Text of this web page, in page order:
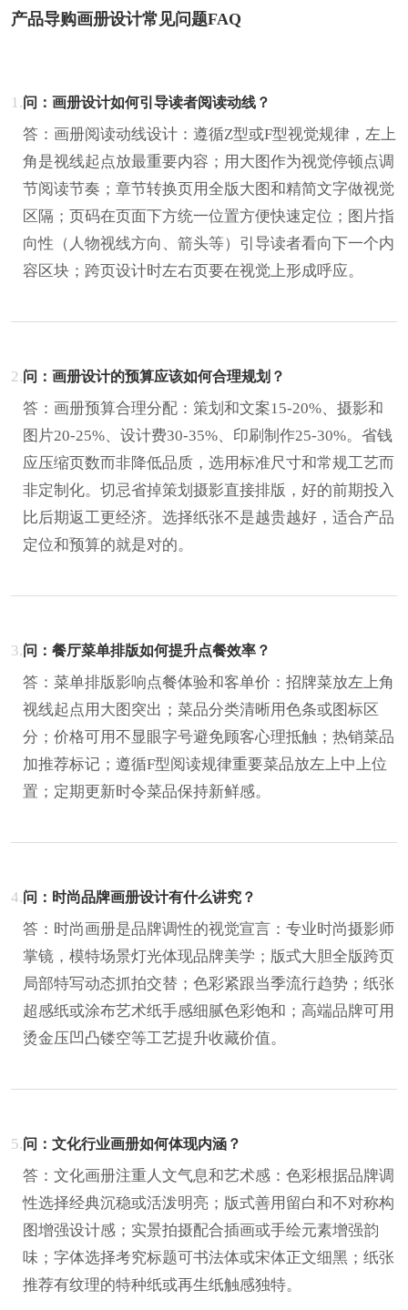
产品导购画册设计常见问题FAQ
1.问：画册设计如何引导读者阅读动线？
答：画册阅读动线设计：遵循Z型或F型视觉规律，左上
角是视线起点放最重要内容；用大图作为视觉停顿点调
节阅读节奏；章节转换页用全版大图和精简文字做视觉
区隔；页码在页面下方统一位置方便快速定位；图片指
向性（人物视线方向、箭头等）引导读者看向下一个内
容区块；跨页设计时左右页要在视觉上形成呼应。
2.问：画册设计的预算应该如何合理规划？
答：画册预算合理分配：策划和文案15-20%、摄影和
图片20-25%、设计费30-35%、印刷制作25-30%。省钱
应压缩页数而非降低品质，选用标准尺寸和常规工艺而
非定制化。切忌省掉策划摄影直接排版，好的前期投入
比后期返工更经济。选择纸张不是越贵越好，适合产品
定位和预算的就是对的。
3.问：餐厅菜单排版如何提升点餐效率？
答：菜单排版影响点餐体验和客单价：招牌菜放左上角
视线起点用大图突出；菜品分类清晰用色条或图标区
分；价格可用不显眼字号避免顾客心理抵触；热销菜品
加推荐标记；遵循F型阅读规律重要菜品放左上中上位
置；定期更新时令菜品保持新鲜感。
4.问：时尚品牌画册设计有什么讲究？
答：时尚画册是品牌调性的视觉宣言：专业时尚摄影师
掌镜，模特场景灯光体现品牌美学；版式大胆全版跨页
局部特写动态抓拍交替；色彩紧跟当季流行趋势；纸张
超感纸或涂布艺术纸手感细腻色彩饱和；高端品牌可用
烫金压凹凸镂空等工艺提升收藏价值。
5.问：文化行业画册如何体现内涵？
答：文化画册注重人文气息和艺术感：色彩根据品牌调
性选择经典沉稳或活泼明亮；版式善用留白和不对称构
图增强设计感；实景拍摄配合插画或手绘元素增强韵
味；字体选择考究标题可书法体或宋体正文细黑；纸张
推荐有纹理的特种纸或再生纸触感独特。